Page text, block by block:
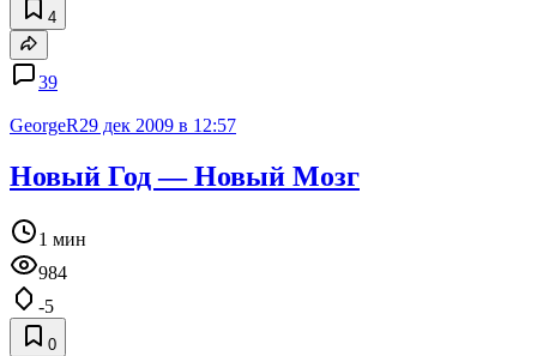
4
39
GeorgeR29 дек 2009 в 12:57
Новый Год — Новый Мозг
1 мин
984
-5
0